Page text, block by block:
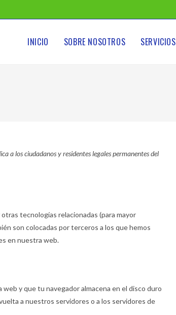
INICIO SOBRE NOSOTROS SERVICIOS
a los ciudadanos y residentes legales permanentes del
tecnologías relacionadas (para mayor
son colocadas por terceros a los que hemos
en nuestra web.
y que tu navegador almacena en el disco duro
a nuestros servidores o a los servidores de